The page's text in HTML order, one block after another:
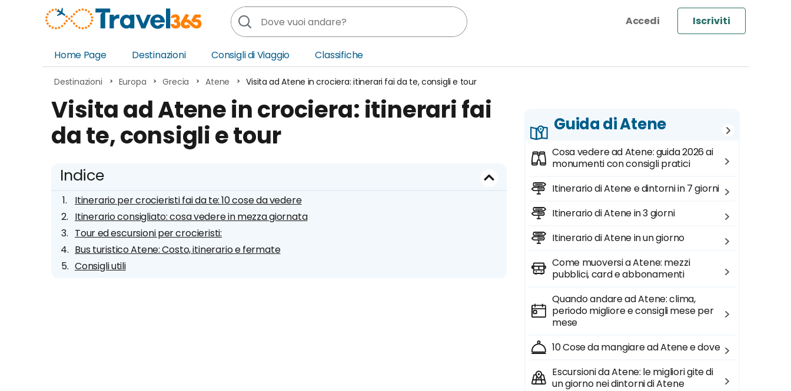
Iscriviti
Home Page
Destinazioni
Asia
Europa
Nord America
America Centrale
Sud America
Medio Oriente
Consigli di Viaggio Classifiche
Destinazioni Europa Grecia Atene Visita ad Atene in crociera: itinerari fai da te, consigli e tour
Visita ad Atene in crociera: itinerari fai
da te, consigli e tour
Indice
Itinerario per crocieristi fai da te: 10 cose da vedere
Itinerario consigliato: cosa vedere in mezza giornata
Tour ed escursioni per crocieristi:
Bus turistico Atene: Costo, itinerario e fermate
Consigli utili
Guida di Atene
Cosa vedere ad Atene: guida 2026 ai
monumenti con consigli pratici
Itinerario di Atene e dintorni in 7 giorni
Itinerario di Atene in 3 giorni
Itinerario di Atene in un giorno
Come muoversi a Atene: mezzi
pubblici, card e abbonamenti
Quando andare ad Atene: clima,
periodo migliore e consigli mese per
mese
10 Cose da mangiare ad Atene e dove
Escursioni da Atene: le migliori gite di
un giorno nei dintorni di Atene